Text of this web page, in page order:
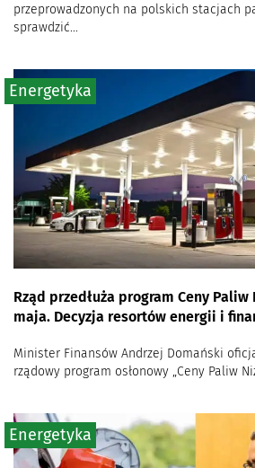
przeprowadzonych na polskich stacjach
sprawdzić...
Rząd przedłuża program Ceny
maja. Decyzja resortów energii i
Minister Finansów Andrzej Domański
rządowy program osłonowy „Ceny Paliw
Energetyka
Energetyka